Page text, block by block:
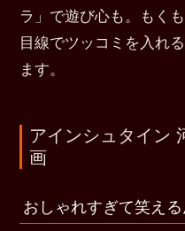
ラ」で遊び心も。もく
目線でツッコミを入れ
ます。
アインシュタイン
画
おしゃれすぎて笑え